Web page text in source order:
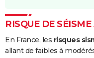
RISQUE DE
En France, les risques
allant de faibles à